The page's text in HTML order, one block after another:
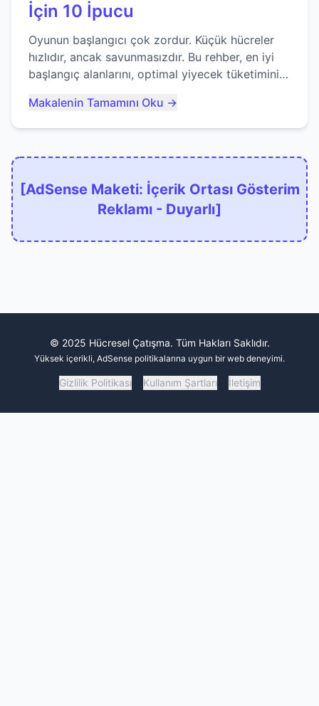
İçin 10 İpucu
Oyunun başlangıcı çok zordur. Küçük hücreler
hızlıdır, ancak savunmasızdır. Bu rehber, en iyi
başlangıç alanlarını, optimal yiyecek tüketimini
kaçınacağınızı anlatıyor...
Makalenin Tamamını Oku →
[AdSense Maketi: İçerik Ortası Gösterim
Reklamı - Duyarlı]
© 2025 Hücresel Çatışma. Tüm Hakları Saklıdır.
Yüksek içerikli, AdSense politikalarına uygun bir web deneyimi.
Gizlilik Politikası Kullanım Şartları İletişim